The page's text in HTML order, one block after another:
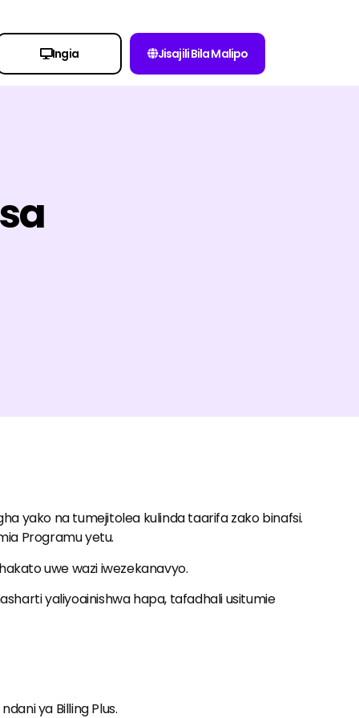
Ingia Jisajili Bila Malipo
yako na tumejitolea kulinda taarifa zako binafsi.
Programu yetu.
uwe wazi iwezekanavyo.
yaliyoainishwa hapa, tafadhali usitumie
ndani ya Billing Plus.